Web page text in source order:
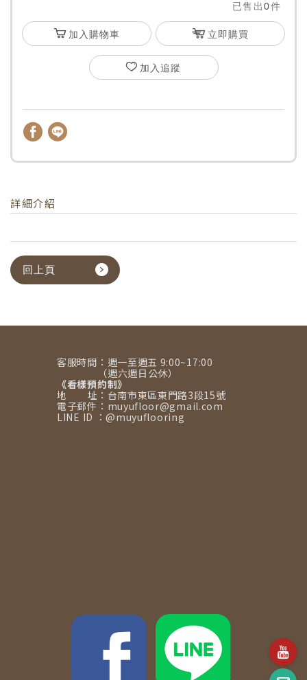
已售出0件
加入購物車 立即購買
加入追蹤
詳細介紹
回上頁
客服時間：週一至週五 9:00~17:00
（週六週日公休）
《看樣預約制》
地 址：台南市東區東門路3段15號
電子郵件：muyufloor@gmail.com
LINE ID ：@muyuflooring